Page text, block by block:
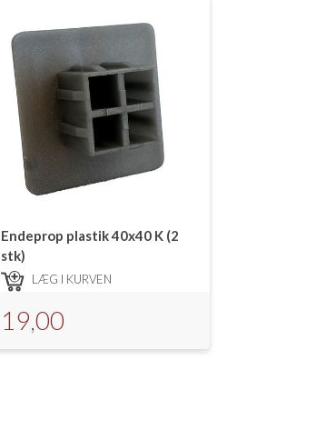
Endeprop plastik 40x40 K (2
stk)
LÆG I KURVEN
19,00